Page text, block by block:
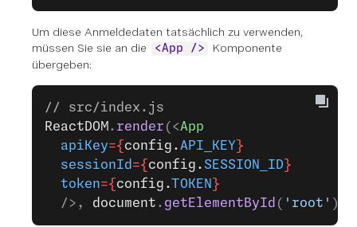
Um diese Anmeldedaten tatsächlich zu verwenden,
müssen Sie sie an die
<App />
Komponente
übergeben:
// src/index.js
ReactDOM . render (<App
  apiKey
={ config.API_KEY }
  sessionId
={ config. SESSION_ID }
  token
={ config.TOKEN }
  />,
document . getElementById ( 'root' ));